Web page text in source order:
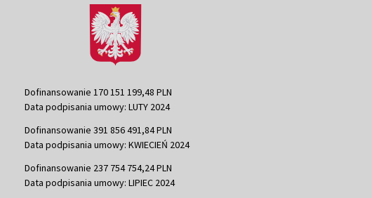
Dofinansowanie 170 151 199,48 PLN
Data podpisania umowy: LUTY 2024
Dofinansowanie 391 856 491,84 PLN
Data podpisania umowy: KWIECIEŃ 2024
Dofinansowanie 237 754 754,24 PLN
Data podpisania umowy: LIPIEC 2024